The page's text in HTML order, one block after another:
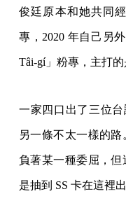
俊廷原本和她共同
專，2020 年自己另
Tâi-gí」粉專，主打
一家四口出了三位
另一條不太一樣的
負著某一種委屈，
是抽到 SS 卡在這裡